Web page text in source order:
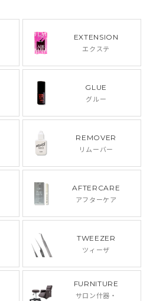
EXTENSION
エクステ
GLUE
グルー
REMOVER
リムーバー
AFTERCARE
アフターケア
TWEEZER
ツィーザ
FURNITURE
サロン什器・